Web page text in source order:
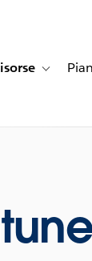
dei clienti
sub-navigation for
Toggle